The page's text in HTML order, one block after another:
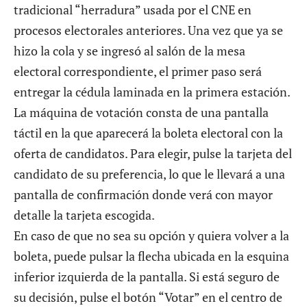
tradicional “herradura” usada por el CNE en
procesos electorales anteriores. Una vez que ya se
hizo la cola y se ingresó al salón de la mesa
electoral correspondiente, el primer paso será
entregar la cédula laminada en la primera estación.
La máquina de votación consta de una pantalla
táctil en la que aparecerá la boleta electoral con la
oferta de candidatos. Para elegir, pulse la tarjeta del
candidato de su preferencia, lo que le llevará a una
pantalla de confirmación donde verá con mayor
detalle la tarjeta escogida.
En caso de que no sea su opción y quiera volver a la
boleta, puede pulsar la flecha ubicada en la esquina
inferior izquierda de la pantalla. Si está seguro de
su decisión, pulse el botón “Votar” en el centro de